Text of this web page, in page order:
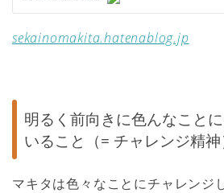
sekainomakita.hatenablog.jp
明るく前向きに色んなこと
いること（= チャレンジ精神
マキタは色々なことにチャレンジ